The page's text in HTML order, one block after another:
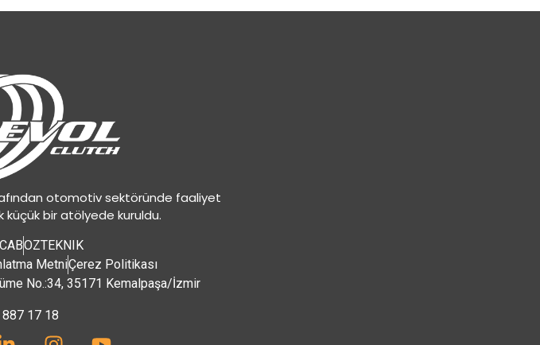
otomotiv sektöründe faaliyet
küçük bir atölyede kuruldu.
OZTEKNIK
MetniÇerez Politikası
No.:34, 35171 Kemalpaşa/İzmir
17 18